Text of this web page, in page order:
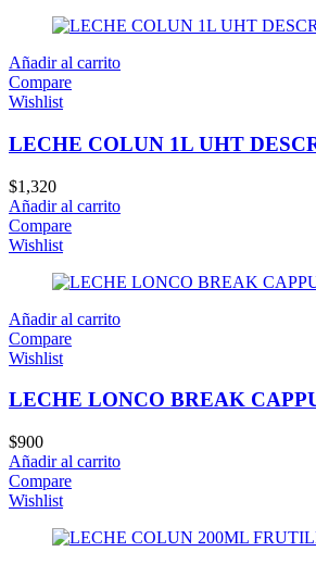
Añadir al carrito
Compare
Wishlist
LECHE COLUN 1L UHT
$1,320
Añadir al carrito
Compare
Wishlist
Añadir al carrito
Compare
Wishlist
LECHE LONCO BREAK
$900
Añadir al carrito
Compare
Wishlist